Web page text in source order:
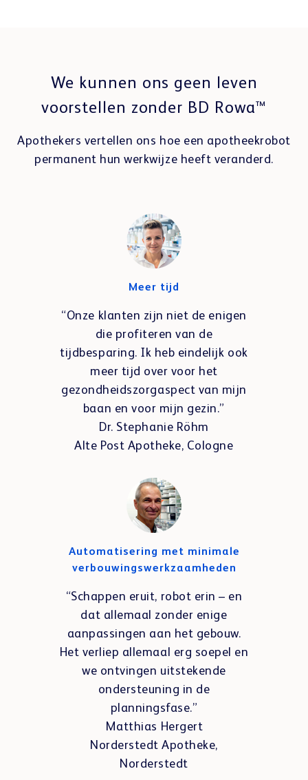
We kunnen ons geen leven
voorstellen zonder BD Rowa™
Apothekers vertellen ons hoe een apotheekrobot
permanent hun werkwijze heeft veranderd.
Meer tijd
“Onze klanten zijn niet de enigen
die profiteren van de
tijdbesparing. Ik heb eindelijk ook
meer tijd over voor het
gezondheidszorgaspect van mijn
baan en voor mijn gezin.”
Dr. Stephanie Röhm
Alte Post Apotheke, Cologne
Automatisering met minimale
verbouwingswerkzaamheden
“Schappen eruit, robot erin – en
dat allemaal zonder enige
aanpassingen aan het gebouw.
Het verliep allemaal erg soepel en
we ontvingen uitstekende
ondersteuning in de
planningsfase.”
Matthias Hergert
Norderstedt Apotheke,
Norderstedt